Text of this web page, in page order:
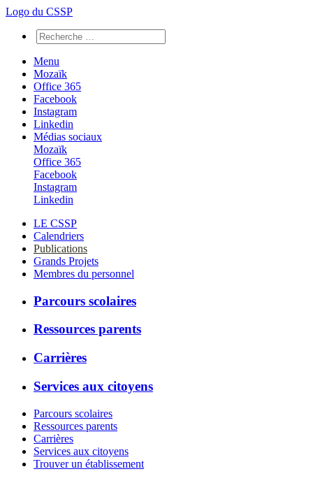
Logo du CSSP
Menu
Mozaïk
Office 365
Facebook
Instagram
Linkedin
Médias sociaux
Mozaïk
Office 365
Facebook
Instagram
Linkedin
LE CSSP
Calendriers
Publications
Grands Projets
Membres du personnel
Parcours scolaires
Ressources parents
Carrières
Services aux citoyens
Parcours scolaires
Ressources parents
Carrières
Services aux citoyens
Trouver un établissement